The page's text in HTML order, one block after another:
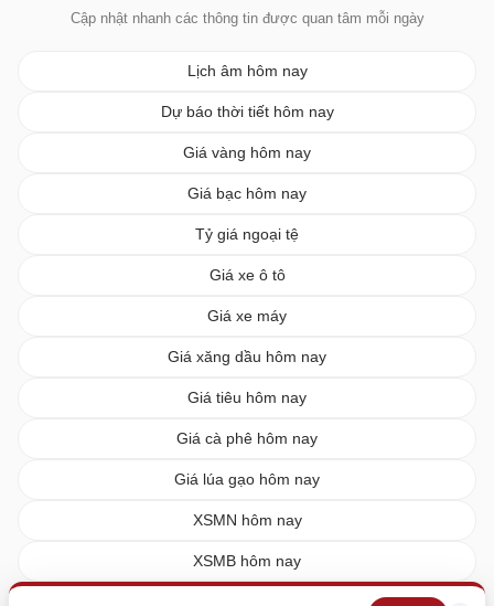
Cập nhật nhanh các thông tin được quan tâm mỗi ngày
Lịch âm hôm nay
Dự báo thời tiết hôm nay
Giá vàng hôm nay
Giá bạc hôm nay
Tỷ giá ngoại tệ
Giá xe ô tô
Giá xe máy
Giá xăng dầu hôm nay
Giá tiêu hôm nay
Giá cà phê hôm nay
Giá lúa gạo hôm nay
XSMN hôm nay
XSMB hôm nay